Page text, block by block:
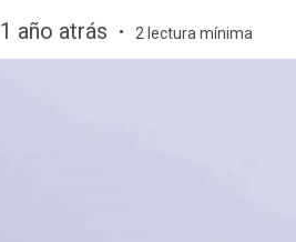
1 año atrás 2 lectura mínima